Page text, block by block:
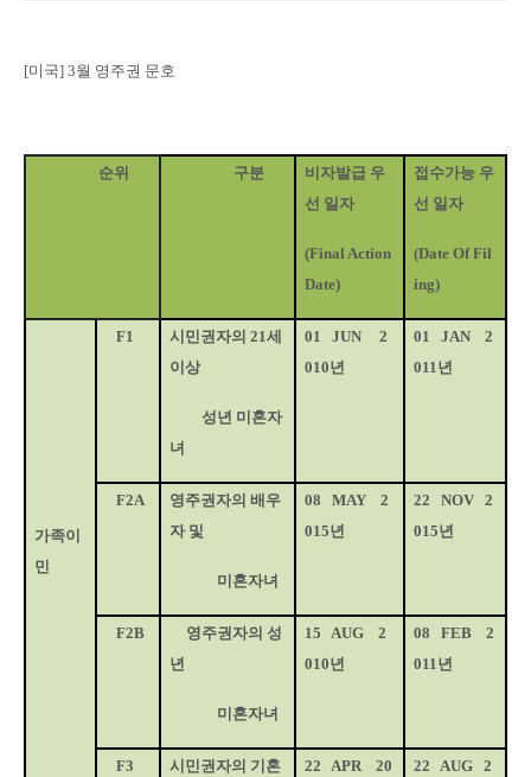
[미국] 3월 영주권 문호
순위 구분
비자발급 우
선 일자
(Final Action
Date)
접수가능 우
선 일자
(Date Of Fil
ing)
가족이
민
F1 시민권자의 21세
이상
성년 미혼자
녀
01 JUN
2
010년
01 JAN
2
011년
F2A
영주권자의 배우
자 및
미혼자녀
08 MAY
2
015년
22 NOV
2
015년
F2B
영주권자의 성
년
미혼자녀
15 AUG
2
010년
08 FEB
2
011년
F3
시민권자의 기혼
22 APR
20
22 AUG
2